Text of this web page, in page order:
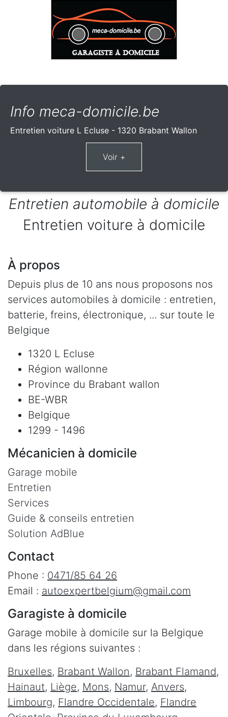
Info meca-domicile.be
Entretien voiture L Ecluse - 1320 Brabant Wallon
Entretien automobile à domicile
Entretien voiture à domicile
À propos
Depuis plus de 10 ans nous proposons nos
services automobiles à domicile : entretien,
batterie, freins, électronique, ... sur toute le
Belgique
1320 L Ecluse
Région wallonne
Province du Brabant wallon
BE-WBR
Belgique
1299 - 1496
Mécanicien à domicile
Garage mobile
Entretien
Services
Guide & conseils entretien
Solution AdBlue
Contact
Phone : 0471/85 64 26
Email : autoexpertbelgium@gmail.com
Garagiste à domicile
Garage mobile à domicile sur la Belgique
dans les régions suivantes :
Bruxelles, Brabant Wallon, Brabant Flamand,
Hainaut, Liège, Mons, Namur, Anvers,
Limbourg, Flandre Occidentale, Flandre